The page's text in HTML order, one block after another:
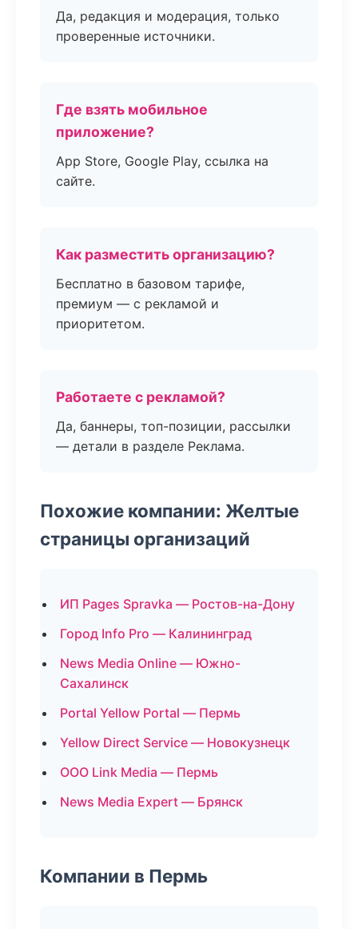
Да, редакция и модерация, только
проверенные источники.
Где взять мобильное
приложение?
App Store, Google Play, ссылка на
сайте.
Как разместить организацию?
Бесплатно в базовом тарифе,
премиум — с рекламой и
приоритетом.
Работаете с рекламой?
Да, баннеры, топ-позиции, рассылки
— детали в разделе Реклама.
Похожие компании: Желтые
страницы организаций
ИП Pages Spravka — Ростов-на-Дону
Город Info Pro — Калининград
News Media Online — Южно-
Сахалинск
Portal Yellow Portal — Пермь
Yellow Direct Service — Новокузнецк
ООО Link Media — Пермь
News Media Expert — Брянск
Компании в Пермь